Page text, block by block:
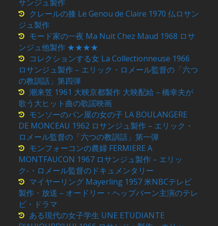
サンジュ製作
クレールの膝 Le Genou de Claire 1970 仏ロサン
ジュ製作
モード家の一夜 Ma Nuit Chez Maud 1968 ロサ
ンジュ他製作 ★★★★
コレクションする女 La Collectionneuse 1966
ロサンジュ製作 – エリック・ロメール監督の「六つ
の教訓話」第四弾
潮来笠 1961 大映京都製作 大映配給 – 橋幸夫が
歌う大ヒット曲の歌謡映画
モンソーのパン屋の女の子 LA BOULANGERE
DE MONCEAU 1962 ロサンジュ製作 – エリック・
ロメール監督の「六つの教訓話」第一弾
モンフォーコンの農婦 FERMIERE A
MONTFAUCON 1967 ロサンジュ製作 – エリッ
ク-・ロメール監督のドキュメンタリー
マイヤーリング Mayerling 1957 米NBCテレビ
製作・放送 – オードリー・ヘップバーン主演のテレ
ビ・ドラマ
ある現代の女子学生 UNE ETUDIANTE